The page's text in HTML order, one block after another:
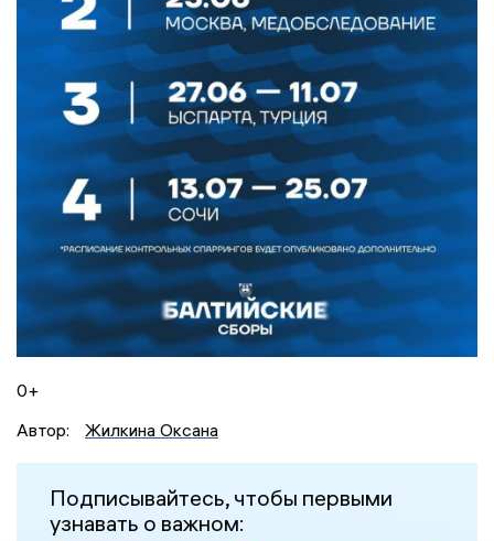
0+
Автор:
Жилкина Оксана
Подписывайтесь, чтобы первыми
узнавать о важном: